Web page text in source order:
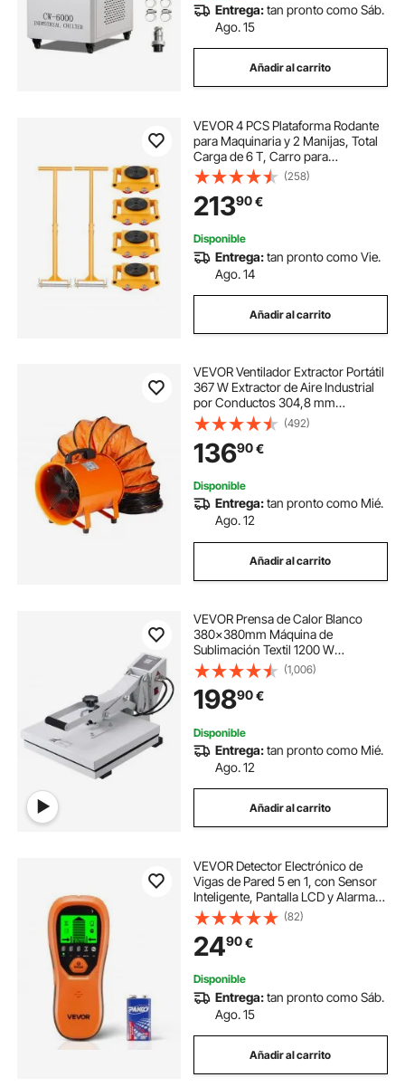
Entrega:tan pronto como Sáb.
Ago. 15
Añadir al carrito
VEVOR 4 PCS Plataforma Rodante
para Maquinaria y 2 Manijas, Total
Carga de 6 T, Carro para
Maquinaria con Tapa Giratoria de
360° y 4 Ruedas Direccionales,
Equipo de Movimiento Industrial,
Amarillo
(258)
21390€
Disponible
Entrega:tan pronto como Vie.
Ago. 14
Añadir al carrito
VEVOR Ventilador Extractor Portátil
367 W Extractor de Aire Industrial
por Conductos 304,8 mm
Manguera de Extracción 10 m
Volumen de Aire 2574 CFM
Extractor de Aire para Extraer
Polvo, Trabajo en Casa
(492)
13690€
Disponible
Entrega:tan pronto como Mié.
Ago. 12
Añadir al carrito
VEVOR Prensa de Calor Blanco
380x380mm Máquina de
Sublimación Textil 1200 W
Calentamiento Rápido Prensa de
Calor por Transferencia por
Sublimación Digital e Industrial para
Camiseta, Bolso, Almohada
(1,006)
19890€
Disponible
Entrega:tan pronto como Mié.
Ago. 12
Añadir al carrito
VEVOR Detector Electrónico de
Vigas de Pared 5 en 1, con Sensor
Inteligente, Pantalla LCD y Alarma
Sonora a Detectar Vigas de Madera
y Metálicas, Cables Eléctricos,
Naranja, 170 x 72 x 37 mm
(82)
2490€
Disponible
Entrega:tan pronto como Sáb.
Ago. 15
Añadir al carrito